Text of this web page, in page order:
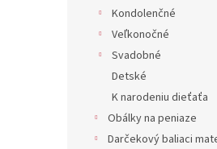
Kondolenčné
Veľkonočné
Svadobné
Detské
K narodeniu dieťaťa
Obálky na peniaze
Darčekový baliaci